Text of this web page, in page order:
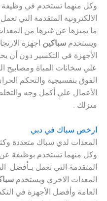
وكل منهما تستخدم في وظيفة
الالكترونية المتقدمة التي
ما يميزها عن غيرها من
ويستخدم سباكين اجهزة
الأجهزة في التكسير دون أن
علي سخانات المياة ومصابيح
الفوق بنفسيجية والتحكم
الأعمال علي أكمل وجه
منزلك .
ارخص سباك في دبي
المعدات لدي سباك متعددة
وكل منهما تستخدم بوظيفة عن
المتقدمة التي تعمل بـأفضل
المعدات الاخري ويستخدم
العامة وأفضل الأجهزة في